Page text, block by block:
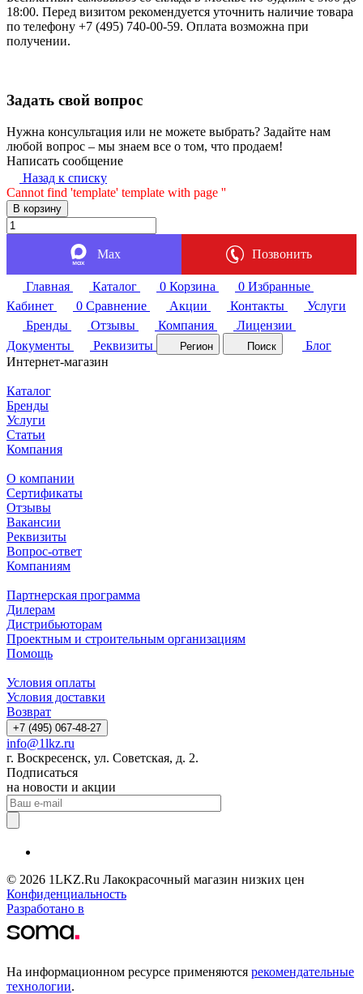
18:00. Перед визитом рекомендуется уточнить наличие товара
по телефону +7 (495) 740-00-59. Оплата возможна при
получении.
Задать свой вопрос
Нужна консультация или не можете выбрать? Задайте нам
любой вопрос – мы знаем все о том, что продаем!
Написать сообщение
Назад к списку
Cannot find 'template' template with page ''
В корзину
Max Позвонить
Главная Каталог 0 Корзина 0 Избранные
Кабинет
0 Сравнение Акции Контакты
Услуги
Бренды
Отзывы Компания
Лицензии
Документы
Реквизиты Регион Поиск
Блог
Интернет-магазин
Каталог
Бренды
Услуги
Статьи
Компания
О компании
Сертификаты
Отзывы
Вакансии
Реквизиты
Вопрос-ответ
Компаниям
Партнерская программа
Дилерам
Дистрибьюторам
Проектным и строительным организациям
Помощь
Условия оплаты
Условия доставки
Возврат
+7 (495) 067-48-27
info@1lkz.ru
г. Воскресенск, ул. Советская, д. 2.
Подписаться
на новости и акции
© 2026 1LKZ.Ru Лакокрасочный магазин низких цен
Конфиденциальность
Разработано в
На информационном ресурсе применяются рекомендательные
технологии.